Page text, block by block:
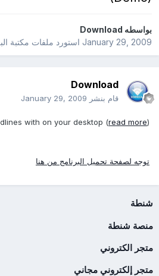
بواسطهDownload
January 29, 2009استورد ملفات مكتبة
Download
قام بنشر January 29, 2009
with on your desktop (read more
توجه لصفحة تحميل البرنامج من هنا
شنطة
منصة شنطة
متجر الكتروني
متجر إلكتروني مجاني